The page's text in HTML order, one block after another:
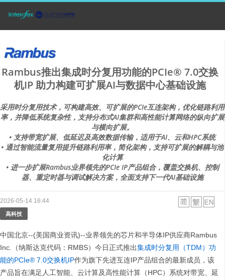
Rambus推出集成时分复用功能的PCIe® 7.0交换
机IP 助力构建可扩展AI与数据中心基础设施
采用时分复用技术，可构建高效、可扩展的PCIe互连架构，优化链路利用
率，并降低系统复杂性，支持分布式AI集群和高性能计算网络的纵向扩展
与横向扩展。
• 支持带宽扩展、低延迟及高效数据传输，适用于AI、云和HPC系统
• 通过智能流量复用提升链路利用率，简化架构，支持可扩展的解耦与池
化计算
• 进一步扩展Rambus业界领先的PCIe IP产品组合，覆盖交换机、控制
器、重定时器与调试解决方案，全面支持下一代AI基础设施
2026-05-14 16:44
高科技
中国北京--(美国商业资讯)--业界领先的芯片和半导体IP供应商Rambus
Inc.（纳斯达克代码：RMBS）今日正式推出集成时分复用（TDM）功
能的PCIe® 7.0交换机IP作为旗下先进互连IP产品组合的最新成员，该
产品旨在满足人工智能、云计算及高性能计算（HPC）系统对带宽、延